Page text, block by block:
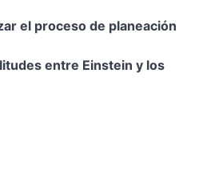
el proceso de planeación
entre Einstein y los